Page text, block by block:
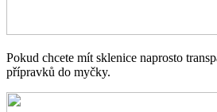
Pokud chcete mít sklenice naprosto
přípravků do myčky.